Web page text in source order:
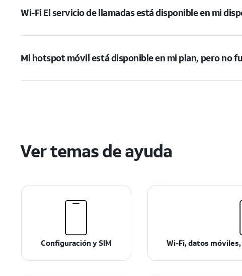
Wi-Fi El servicio de llamadas está disponible en mi
Mi hotspot móvil está disponible en mi plan, pero no
Ver temas de ayuda
Configuración y SIM Wi-Fi, datos